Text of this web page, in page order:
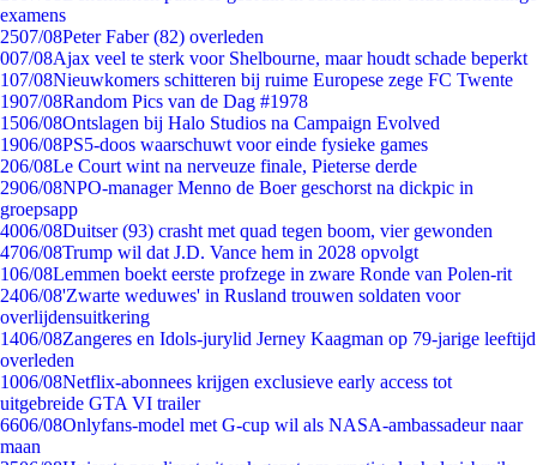
examens
2507/08Peter Faber (82) overleden
007/08Ajax veel te sterk voor Shelbourne, maar houdt schade beperkt
107/08Nieuwkomers schitteren bij ruime Europese zege FC Twente
1907/08Random Pics van de Dag #1978
1506/08Ontslagen bij Halo Studios na Campaign Evolved
1906/08PS5-doos waarschuwt voor einde fysieke games
206/08Le Court wint na nerveuze finale, Pieterse derde
2906/08NPO-manager Menno de Boer geschorst na dickpic in
groepsapp
4006/08Duitser (93) crasht met quad tegen boom, vier gewonden
4706/08Trump wil dat J.D. Vance hem in 2028 opvolgt
106/08Lemmen boekt eerste profzege in zware Ronde van Polen-rit
2406/08'Zwarte weduwes' in Rusland trouwen soldaten voor
overlijdensuitkering
1406/08Zangeres en Idols-jurylid Jerney Kaagman op 79-jarige leeftijd
overleden
1006/08Netflix-abonnees krijgen exclusieve early access tot
uitgebreide GTA VI trailer
6606/08Onlyfans-model met G-cup wil als NASA-ambassadeur naar
maan